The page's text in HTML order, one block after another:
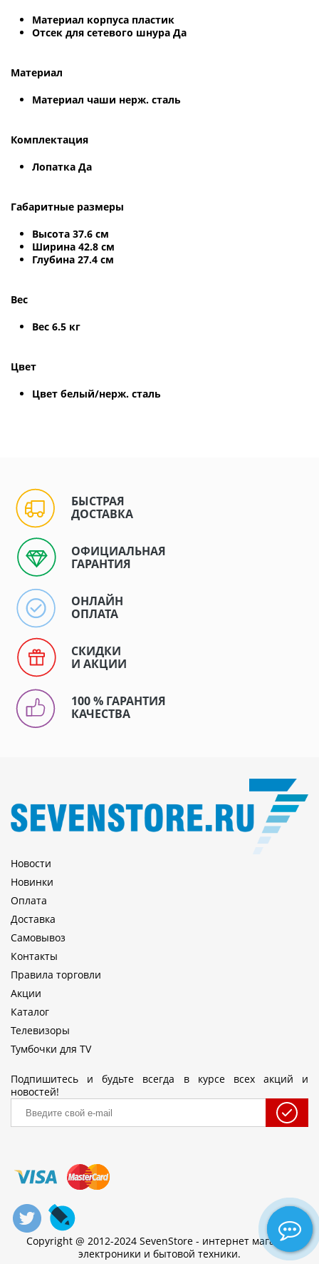
Материал корпуса пластик
Отсек для сетевого шнура Да
Материал
Материал чаши нерж. сталь
Комплектация
Лопатка Да
Габаритные размеры
Высота 37.6 см
Ширина 42.8 см
Глубина 27.4 см
Вес
Вес 6.5 кг
Цвет
Цвет белый/нерж. сталь
БЫСТРАЯ
ДОСТАВКА
ОФИЦИАЛЬНАЯ
ГАРАНТИЯ
ОНЛАЙН
ОПЛАТА
СКИДКИ
И АКЦИИ
100 % ГАРАНТИЯ
КАЧЕСТВА
Новости
Новинки
Оплата
Доставка
Самовывоз
Контакты
Правила торговли
Акции
Каталог
Телевизоры
Тумбочки для TV
Подпишитесь и будьте всегда в курсе всех акций и
новостей!
Copyright @ 2012-2024 SevenStore - интернет магазин
электроники и бытовой техники.